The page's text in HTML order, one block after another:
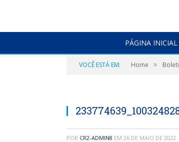
PÁGINA INICIAL
VOCÊ ESTÁ EM: Home »
POR CR2-ADMIN8 EM 26 DE MAIO DE 2022